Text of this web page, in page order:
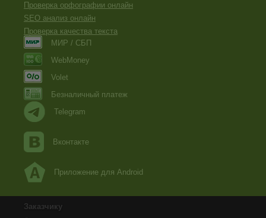
Проверка орфографии онлайн
SEO анализ онлайн
Проверка качества текста
МИР / СБП
WebMoney
Volet
Безналичный платеж
Telegram
Вконтакте
Приложение для Android
Заказчику